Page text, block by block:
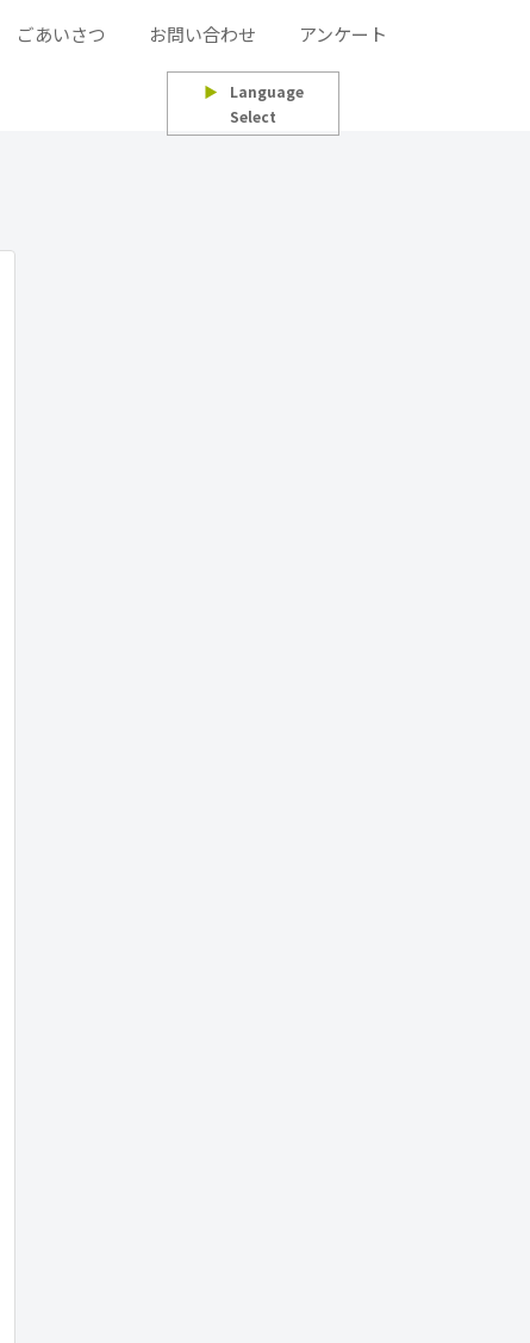
ごあいさつ お問い合わせ アンケート
▶
Language
Select